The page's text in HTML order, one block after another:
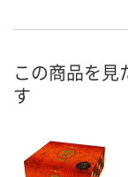
この商品を見
す